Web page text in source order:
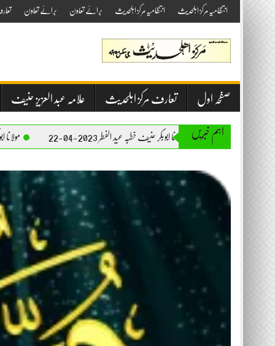
Skip
to
content
انتظامیہ مرکز اہلحدیث انتظامیہ مرکز اہلحدیث برائے تعاون برائے تعاون
صفحہ اول تعارف مرکز اہلحدیث علامہ عبد العزیز حنیف
اہم خبریں
مولانا ابوبکر حنیف خطبہ عید الفطر 2023-04-22 مولانا ابوبکر حنیف خطبہ جمعۃ